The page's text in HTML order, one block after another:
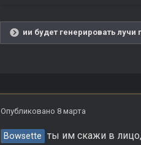
ии будет генерировать
Опубликовано 8 марта
Bowsette ты им скажи в